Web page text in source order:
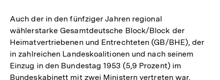
Auch der in den fünfziger Jahren regional
wählerstarke Gesamtdeutsche Block/Block der
Heimatvertriebenen und Entrechteten (GB/BHE), der
in zahlreichen Landeskoalitionen und nach seinem
Einzug in den Bundestag 1953 (5,9 Prozent) im
Bundeskabinett mit zwei Ministern vertreten war,